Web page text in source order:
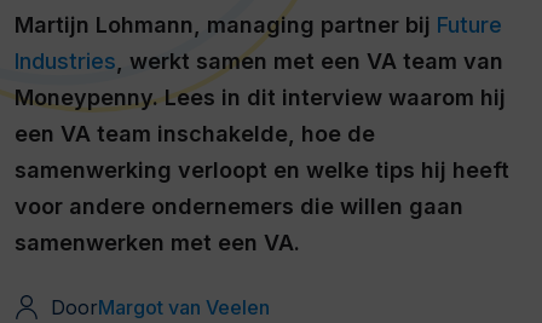
Martijn Lohmann, managing partner bij Future
Industries , werkt samen met een VA team van
Moneypenny. Lees in dit interview waarom hij
een VA team inschakelde, hoe de
samenwerking verloopt en welke tips hij heeft
voor andere ondernemers die willen gaan
samenwerken met een VA.
DoorMargot van Veelen